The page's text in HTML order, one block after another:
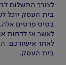
לצורך התשלום
בית העסק יוכל
בסיס פרטים
לאשר או לדחות
לאחר אישורכם,
בית העסק.